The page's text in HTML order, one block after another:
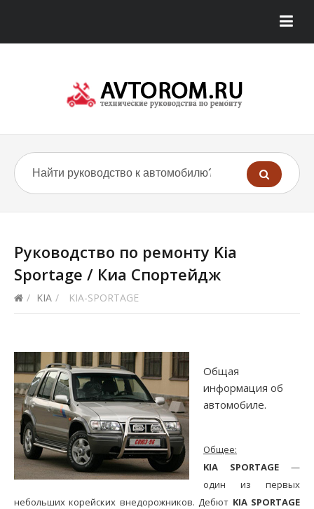
Руководство по ремонту Kia
Sportage / Киа Спортейдж
/ KIA / KIA-SPORTAGE
Общая
информация об
автомобиле.
Общее:
KIA SPORTAGE —
один из первых
небольших корейских внедорожников. Дебют KIA SPORTAGE